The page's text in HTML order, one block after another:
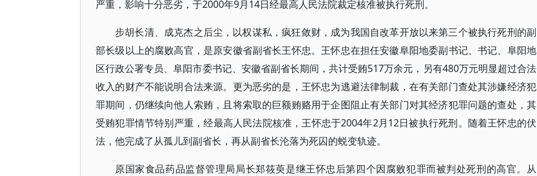
严重，影响十分恶劣，于2000年9月14日经最高人民法院裁定核准被执行死刑。
步胡长清、成克杰之后尘，以权谋私，疯狂敛财，成为我国自改革开放以来第三个被执行死刑的副
部长级以上的腐败高官，是原安徽省副省长王怀忠。王怀忠在担任安徽阜阳地委副书记、书记、阜阳地
区行政公署专员、阜阳市委书记、安徽省副省长期间，共计受贿517万余元，另有480万元明显超过合法
收入的财产不能说明合法来源。更为恶劣的是，王怀忠为逃避法律制裁，在有关部门查处其涉嫌经济犯
罪期间，仍继续向他人索贿，且将索取的巨额贿赂用于企图阻止有关部门对其经济犯罪问题的查处，其
受贿犯罪情节特别严重，经最高人民法院核准，王怀忠于2004年2月12日被执行死刑。随着王怀忠的伏
法，他完成了从孤儿到副省长，再从副省长沦落为死囚的蜕变轨迹。
原国家食品药品监督管理局局长郑筱萸是继王怀忠后第四个因腐败犯罪而被判处死刑的高官。从